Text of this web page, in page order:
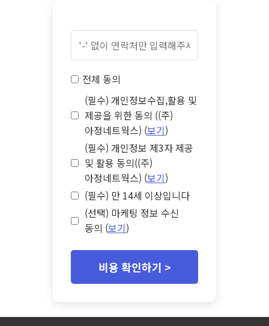
전체 동의
(필수) 개인정보수집,활용 및
제공을 위한 동의 ((주)
아정네트웍스) (보기)
(필수) 개인정보 제3자 제공
및 활용 동의((주)
아정네트웍스) (보기)
(필수) 만 14세 이상입니다
(선택) 마케팅 정보 수신
동의 (보기)
비용 확인하기 >